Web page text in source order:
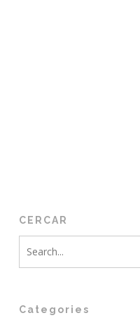
CERCAR
Categories